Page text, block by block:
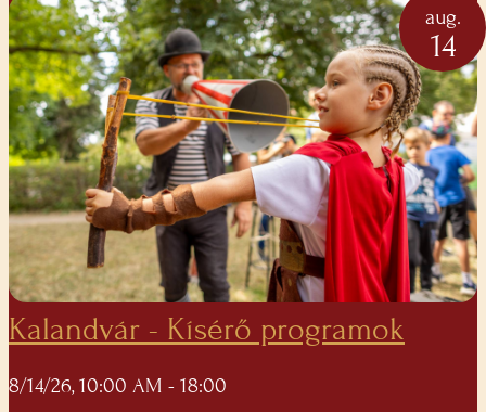
aug.
14
Kalandvár - Kísérő programok
8/14/26, 10:00 AM - 18:00